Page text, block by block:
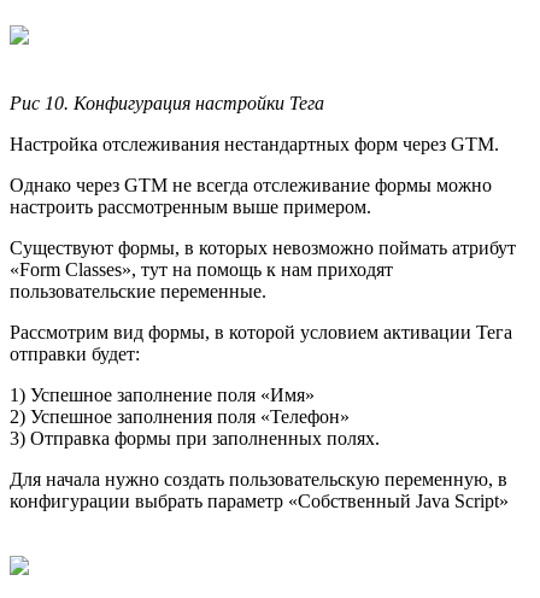
Рис 10. Конфигурация настройки Тега
Настройка отслеживания нестандартных форм через GTM.
Однако через GTM не всегда отслеживание формы можно
настроить рассмотренным выше примером.
Существуют формы, в которых невозможно поймать атрибут
«Form Classes», тут на помощь к нам приходят
пользовательские переменные.
Рассмотрим вид формы, в которой условием активации Тега
отправки будет:
1) Успешное заполнение поля «Имя»
2) Успешное заполнения поля «Телефон»
3) Отправка формы при заполненных полях.
Для начала нужно создать пользовательскую переменную, в
конфигурации выбрать параметр «Собственный Java Script»